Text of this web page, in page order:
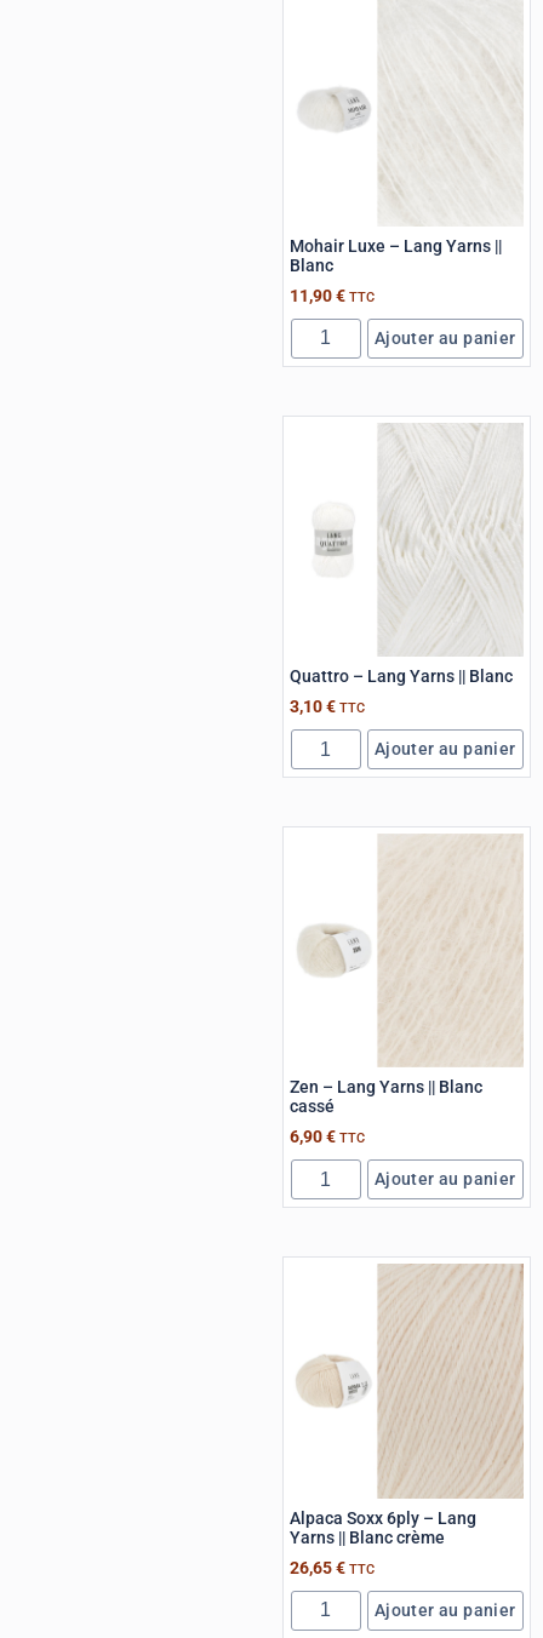
Mohair Luxe – Lang Yarns ||
Blanc
11,90€ TTC
Ajouter au panier
Quattro – Lang Yarns || Blanc
3,10€ TTC
Ajouter au panier
Zen – Lang Yarns || Blanc
cassé
6,90€ TTC
Ajouter au panier
Alpaca Soxx 6ply – Lang
Yarns || Blanc crème
26,65€ TTC
Ajouter au panier